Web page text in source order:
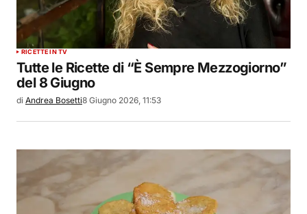
RICETTE IN TV
Tutte le Ricette di “È Sempre Mezzogiorno”
del 8 Giugno
di Andrea Bosetti8 Giugno 2026, 11:53